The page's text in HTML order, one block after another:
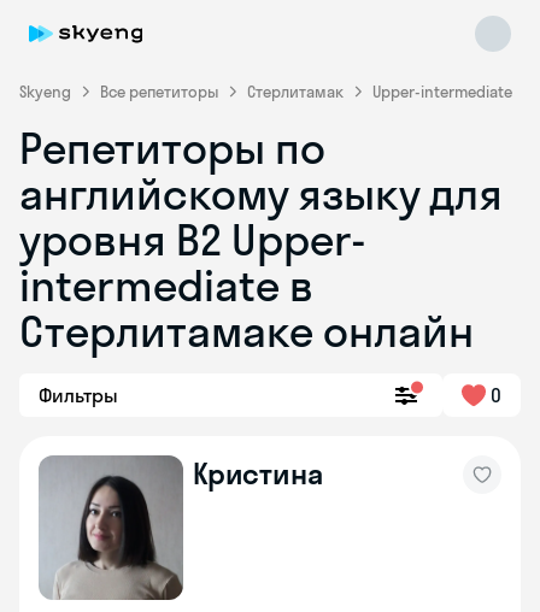
Skyeng Все репетиторы Стерлитамак Upper-intermediate
Репетиторы по
английскому языку для
уровня B2 Upper-
intermediate в
Стерлитамаке онлайн
Фильтры 0
Кристина
online